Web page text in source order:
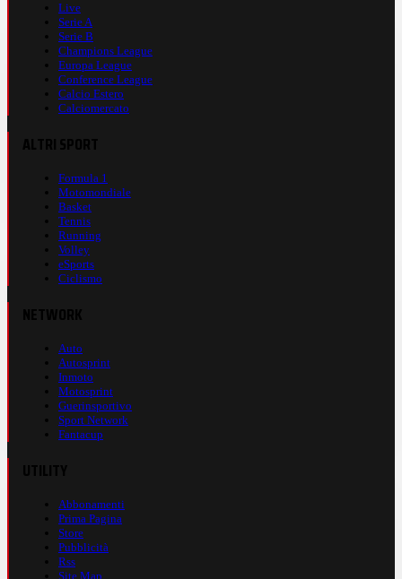
Live
Serie A
Serie B
Champions League
Europa League
Conference League
Calcio Estero
Calciomercato
Formula 1
Motomondiale
Basket
Tennis
Running
Volley
eSports
Ciclismo
Auto
Autosprint
Inmoto
Motosprint
Guerinsportivo
Sport Network
Fantacup
Abbonamenti
Prima Pagina
Store
Pubblicità
Rss
Site Map